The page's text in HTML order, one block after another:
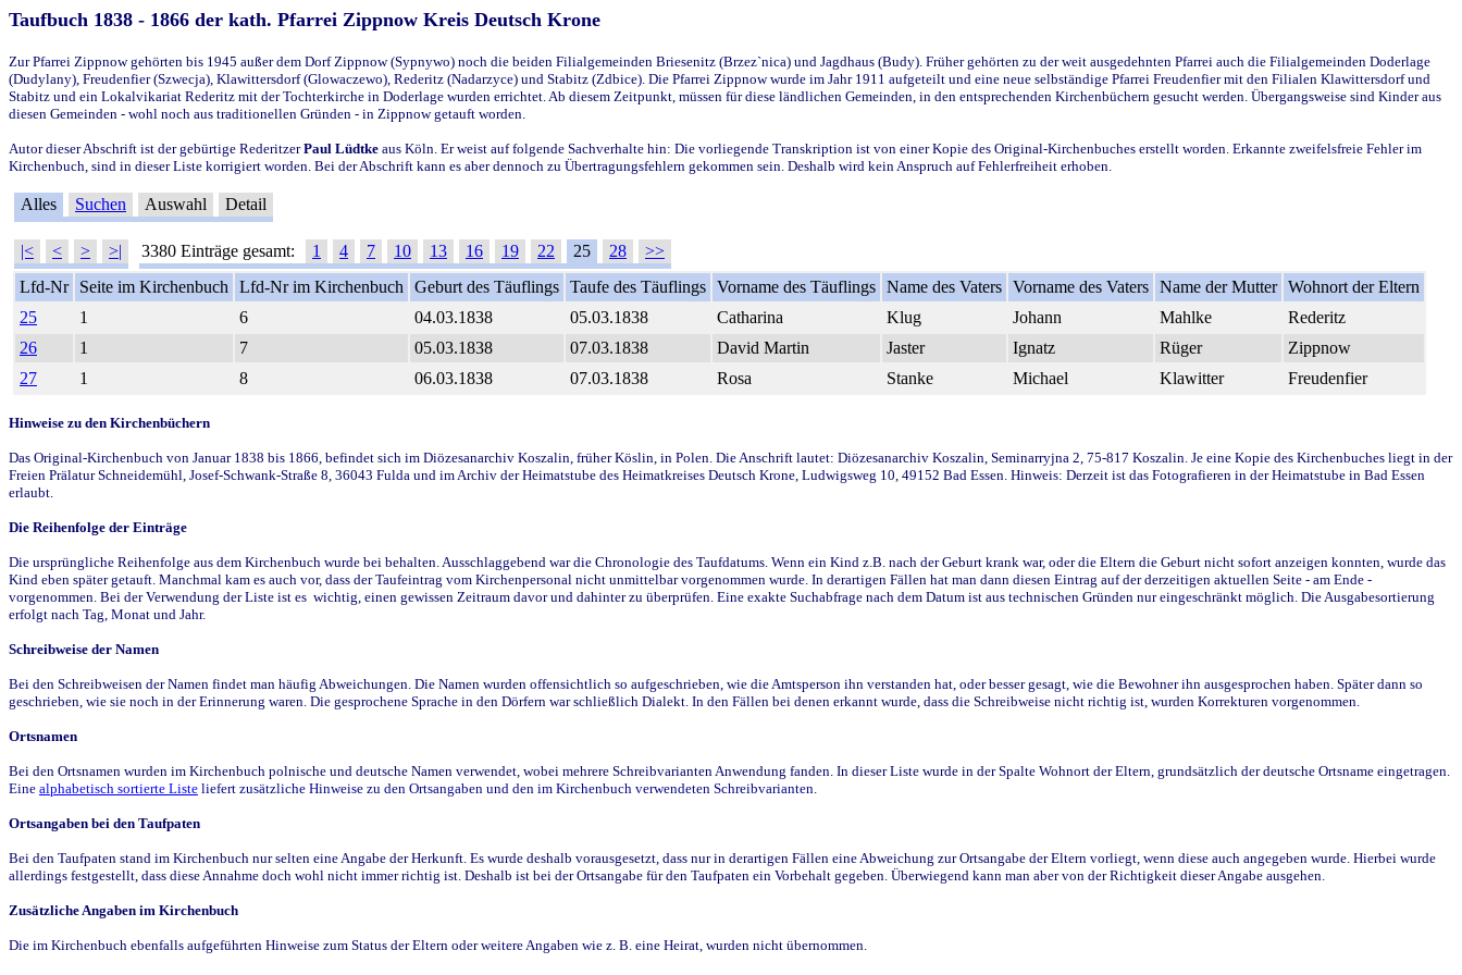
Taufbuch 1838 - 1866 der kath. Pfarrei Zippnow Kreis Deutsch Krone
Zur Pfarrei Zippnow gehörten bis 1945 außer dem Dorf Zippnow (Sypnywo) noch die beiden Filialgemeinden Briesenitz (Brzez`nica) und Jagdhaus (Budy). Früher gehörten zu der weit ausgedehnten Pfarrei auch die Filialgemeinden Doderlage
(Dudylany), Freudenfier (Szwecja), Klawittersdorf (Glowaczewo), Rederitz (Nadarzyce) und Stabitz (Zdbice). Die Pfarrei Zippnow wurde im Jahr 1911 aufgeteilt und eine neue selbständige Pfarrei Freudenfier mit den Filialen Klawittersdorf und
Stabitz und ein Lokalvikariat Rederitz mit der Tochterkirche in Doderlage wurden errichtet. Ab diesem Zeitpunkt, müssen für diese ländlichen Gemeinden, in den entsprechenden Kirchenbüchern gesucht werden. Übergangsweise sind Kinder aus
diesen Gemeinden - wohl noch aus traditionellen Gründen - in Zippnow getauft worden.
Autor dieser Abschrift ist der gebürtige RederitzerPaul Lüdtke aus Köln. Er weist auf folgende Sachverhalte hin: Die vorliegende Transkription ist von einer Kopie des Original-Kirchenbuches erstellt worden. Erkannte zweifelsfreie Fehler im
Kirchenbuch, sind in dieser Liste korrigiert worden. Bei der Abschrift kann es aber dennoch zu Übertragungsfehlern gekommen sein. Deshalb wird kein Anspruch auf Fehlerfreiheit erhoben.
Alles Suchen Auswahl Detail
|< < > >| 3380 Einträge gesamt: 1 4 7 10 13 16 19 22 25 28
>>
Lfd-Nr
Seite im Kirchenbuch Lfd-Nr im Kirchenbuch Geburt des Täuflings Taufe des Täuflings Vorname des Täuflings Name des Vaters Vorname des Vaters Name der Mutter Wohnort der Eltern
25
1 6 04.03.1838 05.03.1838 Catharina Klug Johann Mahlke
Rederitz
26
1 7 05.03.1838 07.03.1838 David Martin Jaster Ignatz Rüger
Zippnow
27
1 8 06.03.1838 07.03.1838 Rosa Stanke Michael Klawitter Freudenfier
Hinweise zu den Kirchenbüchern
Das Original-Kirchenbuch von Januar 1838 bis 1866, befindet sich im Diözesanarchiv Koszalin, früher Köslin, in Polen. Die Anschrift lautet: Diözesanarchiv Koszalin, Seminarryjna 2, 75-817 Koszalin. Je eine Kopie des Kirchenbuches liegt in der
Freien Prälatur Schneidemühl, Josef-Schwank-Straße 8, 36043 Fulda und im Archiv der Heimatstube des Heimatkreises Deutsch Krone, Ludwigsweg 10, 49152 Bad Essen. Hinweis: Derzeit ist das Fotografieren in der Heimatstube in Bad Essen
erlaubt.
Die Reihenfolge der Einträge
Die ursprüngliche Reihenfolge aus dem Kirchenbuch wurde bei behalten. Ausschlaggebend war die Chronologie des Taufdatums. Wenn ein Kind z.B. nach der Geburt krank war, oder die Eltern die Geburt nicht sofort anzeigen konnten, wurde das
Kind eben später getauft. Manchmal kam es auch vor, dass der Taufeintrag vom Kirchenpersonal nicht unmittelbar vorgenommen wurde. In derartigen Fällen hat man dann diesen Eintrag auf der derzeitigen aktuellen Seite - am Ende -
vorgenommen. Bei der Verwendung der Liste ist es wichtig, einen gewissen Zeitraum davor und dahinter zu überprüfen. Eine exakte Suchabfrage nach dem Datum ist aus technischen Gründen nur eingeschränkt möglich. Die Ausgabesortierung
erfolgt nach Tag, Monat und Jahr.
Schreibweise der Namen
Bei den Schreibweisen der Namen findet man häufig Abweichungen. Die Namen wurden offensichtlich so aufgeschrieben, wie die Amtsperson ihn verstanden hat, oder besser gesagt, wie die Bewohner ihn ausgesprochen haben. Später dann so
geschrieben, wie sie noch in der Erinnerung waren. Die gesprochene Sprache in den Dörfern war schließlich Dialekt. In den Fällen bei denen erkannt wurde, dass die Schreibweise nicht richtig ist, wurden Korrekturen vorgenommen.
Ortsnamen
Bei den Ortsnamen wurden im Kirchenbuch polnische und deutsche Namen verwendet, wobei mehrere Schreibvarianten Anwendung fanden. In dieser Liste wurde in der Spalte Wohnort der Eltern, grundsätzlich der deutsche Ortsname eingetragen.
Eine alphabetisch sortierte Liste liefert zusätzliche Hinweise zu den Ortsangaben und den im Kirchenbuch verwendeten Schreibvarianten.
Ortsangaben bei den Taufpaten
Bei den Taufpaten stand im Kirchenbuch nur selten eine Angabe der Herkunft. Es wurde deshalb vorausgesetzt, dass nur in derartigen Fällen eine Abweichung zur Ortsangabe der Eltern vorliegt, wenn diese auch angegeben wurde. Hierbei wurde
allerdings festgestellt, dass diese Annahme doch wohl nicht immer richtig ist. Deshalb ist bei der Ortsangabe für den Taufpaten ein Vorbehalt gegeben. Überwiegend kann man aber von der Richtigkeit dieser Angabe ausgehen.
Zusätzliche Angaben im Kirchenbuch
Die im Kirchenbuch ebenfalls aufgeführten Hinweise zum Status der Eltern oder weitere Angaben wie z. B. eine Heirat, wurden nicht übernommen.